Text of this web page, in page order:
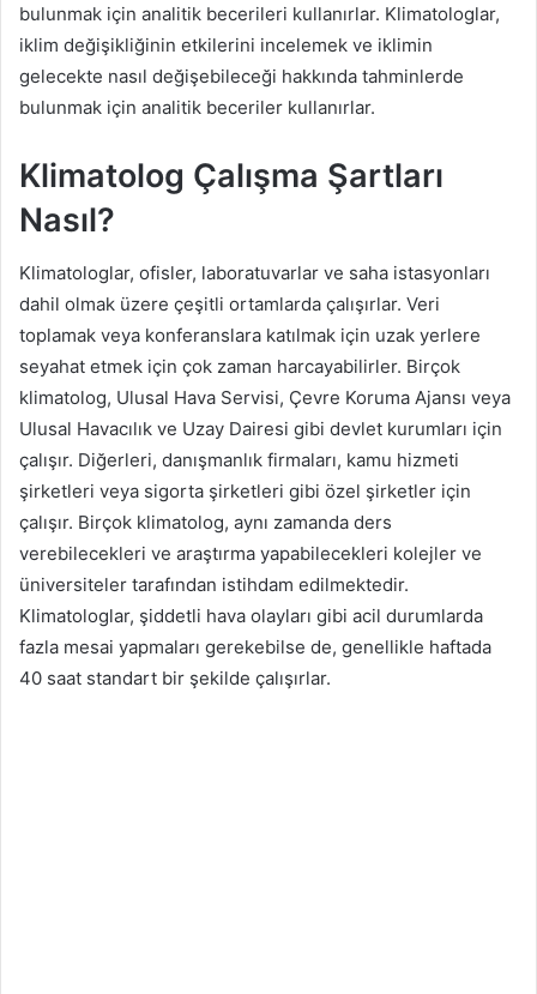
bulunmak için analitik becerileri kullanırlar. Klimatologlar,
iklim değişikliğinin etkilerini incelemek ve iklimin
gelecekte nasıl değişebileceği hakkında tahminlerde
bulunmak için analitik beceriler kullanırlar.
Klimatolog Çalışma Şartları
Nasıl?
Klimatologlar, ofisler, laboratuvarlar ve saha istasyonları
dahil olmak üzere çeşitli ortamlarda çalışırlar. Veri
toplamak veya konferanslara katılmak için uzak yerlere
seyahat etmek için çok zaman harcayabilirler. Birçok
klimatolog, Ulusal Hava Servisi, Çevre Koruma Ajansı veya
Ulusal Havacılık ve Uzay Dairesi gibi devlet kurumları için
çalışır. Diğerleri, danışmanlık firmaları, kamu hizmeti
şirketleri veya sigorta şirketleri gibi özel şirketler için
çalışır. Birçok klimatolog, aynı zamanda ders
verebilecekleri ve araştırma yapabilecekleri kolejler ve
üniversiteler tarafından istihdam edilmektedir.
Klimatologlar, şiddetli hava olayları gibi acil durumlarda
fazla mesai yapmaları gerekebilse de, genellikle haftada
40 saat standart bir şekilde çalışırlar.